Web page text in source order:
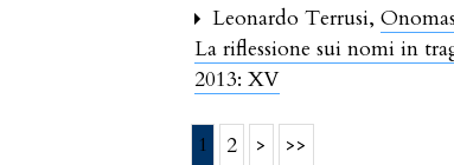
Leonardo Terrusi,
La riflessione sui nomi in
2013: XV
1 2 > >>